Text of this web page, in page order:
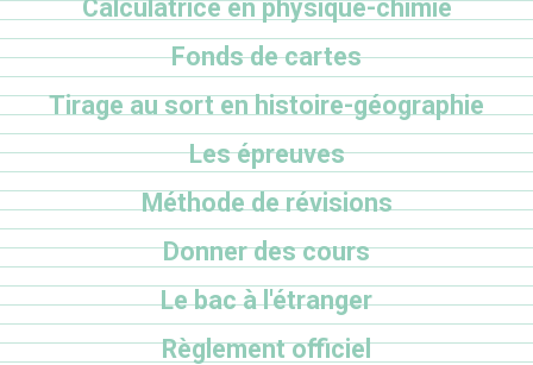
Calculatrice en physique-chimie
Fonds de cartes
Tirage au sort en histoire-géographie
Les épreuves
Méthode de révisions
Donner des cours
Le bac à l'étranger
Règlement officiel